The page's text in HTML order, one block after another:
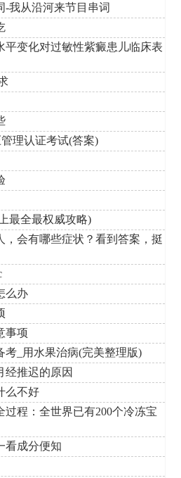
-我从沿河来节目串词
平变化对过敏性紫癜患儿临床表
理认证考试(答案)
最全最权威攻略)
，会有哪些症状？看到答案，挺
么办
事项
考_用水果治病(完美整理版)
经推迟的原因
么不好
过程：全世界已有200个冷冻宝
看成分便知